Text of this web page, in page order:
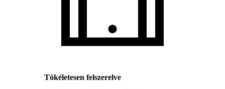
Tökéletesen felszerelve